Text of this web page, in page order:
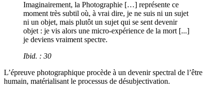
Imaginairement, la Photographie […] représente ce
moment très subtil où, à vrai dire, je ne suis ni un sujet
ni un objet, mais plutôt un sujet qui se sent devenir
objet : je vis alors une micro-expérience de la mort [...]
je deviens vraiment spectre.
Ibid. : 30
L’épreuve photographique procède à un devenir spectral de l’être
humain, matérialisant le processus de désubjectivation.